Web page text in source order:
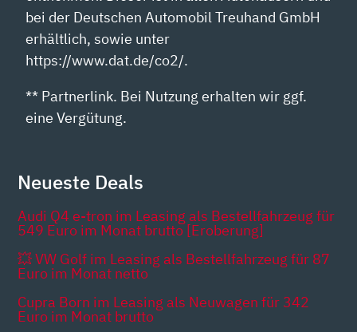
bei der Deutschen Automobil Treuhand GmbH
erhältlich, sowie unter
https://www.dat.de/co2/.
** Partnerlink. Bei Nutzung erhalten wir ggf.
eine Vergütung.
Neueste Deals
Audi Q4 e-tron im Leasing als Bestellfahrzeug für
549 Euro im Monat brutto [Eroberung]
💥 VW Golf im Leasing als Bestellfahrzeug für 87
Euro im Monat netto
Cupra Born im Leasing als Neuwagen für 342
Euro im Monat brutto